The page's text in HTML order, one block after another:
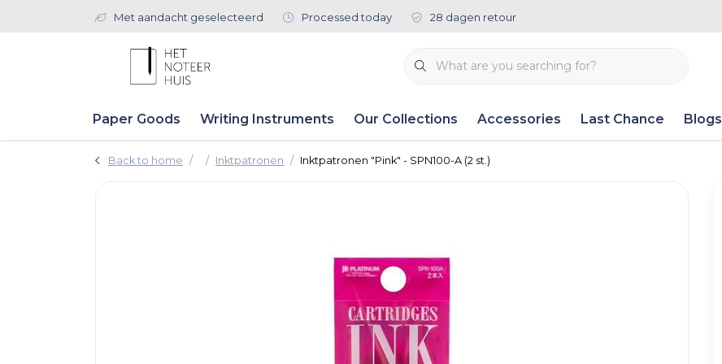
Met aandacht geselecteerd Processed today 28 dagen retour
Paper Goods Writing Instruments Our Collections Accessories Last Chance Blogs
Back to home Inktpatronen Inktpatronen "Pink" - SPN100-A (2 st.)